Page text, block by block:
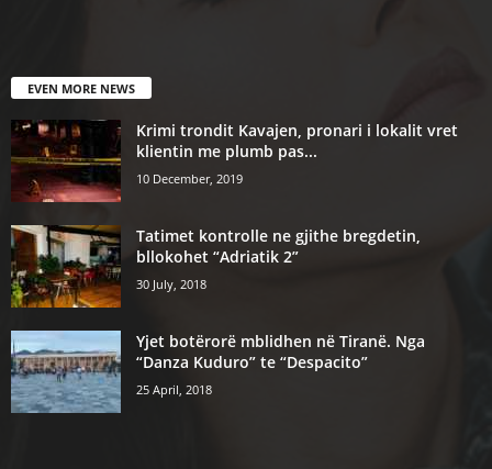
EVEN MORE NEWS
Krimi trondit Kavajen, pronari i lokalit vret
klientin me plumb pas...
10 December, 2019
Tatimet kontrolle ne gjithe bregdetin,
bllokohet “Adriatik 2”
30 July, 2018
Yjet botërorë mblidhen në Tiranë. Nga
“Danza Kuduro” te “Despacito”
25 April, 2018